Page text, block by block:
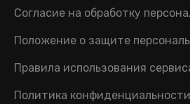
Согласие на обработку
Положение о защите
Правила использования
Политика конфиденциальности